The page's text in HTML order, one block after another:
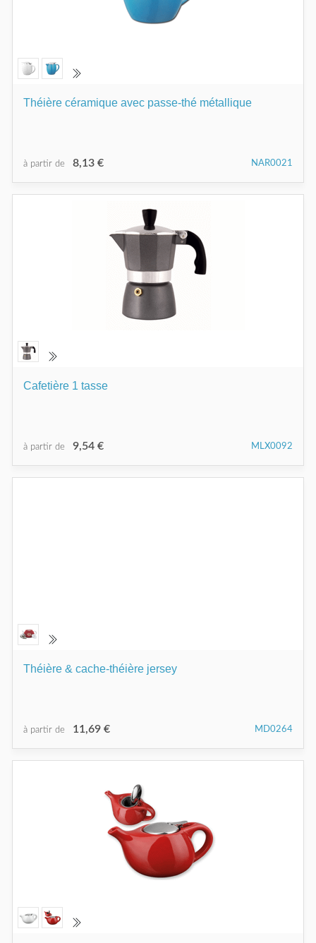
Théière céramique avec passe-thé métallique
à partir de 8,13 € NAR0021
Cafetière 1 tasse
à partir de 9,54 € MLX0092
Théière & cache-théière jersey
à partir de 11,69 € MD0264